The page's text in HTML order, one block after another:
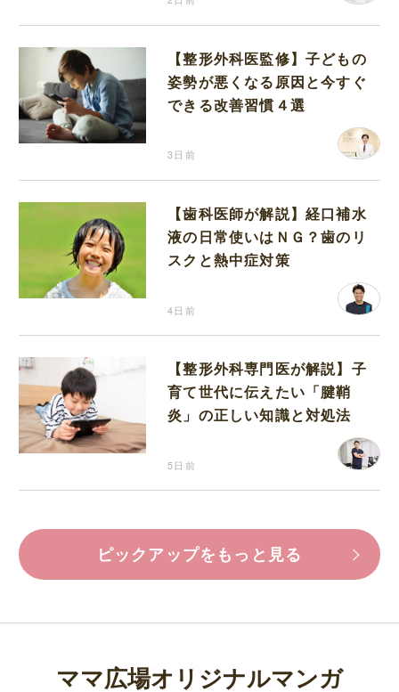
【整形外科医監修】子どもの
姿勢が悪くなる原因と今すぐ
できる改善習慣４選
3日前
【歯科医師が解説】経口補水
液の日常使いはＮＧ？歯のリ
スクと熱中症対策
4日前
【整形外科専門医が解説】子
育て世代に伝えたい「腱鞘
炎」の正しい知識と対処法
5日前
ピックアップをもっと見る
ママ広場オリジナルマンガ